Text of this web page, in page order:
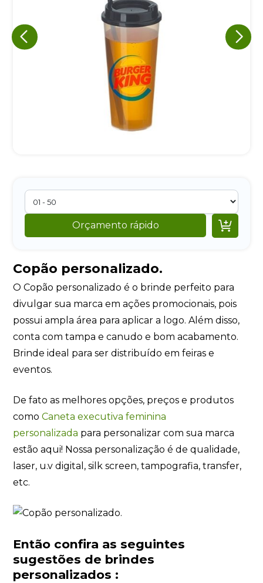
Orçamento rápido 
Copão personalizado.
O Copão personalizado é o brinde perfeito para
divulgar sua marca em ações promocionais, pois
possui ampla área para aplicar a logo. Além disso,
conta com tampa e canudo e bom acabamento.
Brinde ideal para ser distribuído em feiras e
eventos.
De fato as melhores opções, preços e produtos
comoCaneta executiva feminina
personalizada para personalizar com sua marca
estão aqui! Nossa personalização é de qualidade,
laser, u.v digital, silk screen, tampografia, transfer,
etc.
Então confira as seguintes
sugestões de brindes
personalizados :
A nossa empresa está comprometida a proteger e respeitar
sua privacidade, utilizaremos seus dados apenas para fins
de marketing. Você pode alterar suas preferências a
qualquer momento.
Iniciar conversa